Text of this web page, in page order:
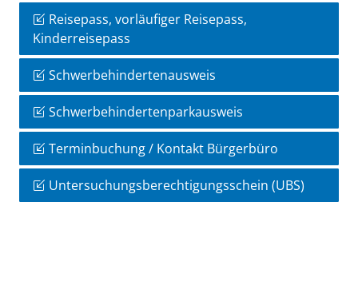
Reisepass, vorläufiger Reisepass,
Kinderreisepass
Schwerbehindertenausweis
Schwerbehindertenparkausweis
Terminbuchung / Kontakt Bürgerbüro
Untersuchungsberechtigungsschein (UBS)